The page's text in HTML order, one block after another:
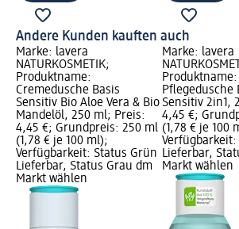
Andere Kunden kauften auch
Marke: lavera
NATURKOSMETIK;
Produktname:
Cremedusche Basis
Sensitiv Bio Aloe Vera & Bio
Mandelöl, 250 ml; Preis:
4,45 €; Grundpreis: 250 ml
(1,78 € je 100 ml);
Verfügbarkeit: Status Grün
Lieferbar, Status Grau dm
Markt wählen
Marke: lavera
Produktname:
Pflegedusche
Sensitiv 2in1,
4,45 €;
(1,78 € je 100
Lieferbar,
Markt wählen